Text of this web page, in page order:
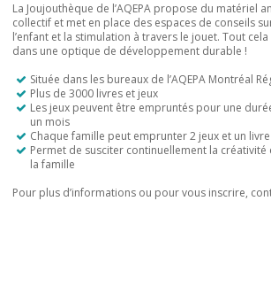
La Joujouthèque de l’AQEPA propose du matériel
collectif et met en place des espaces de conseils
l’enfant et la stimulation à travers le jouet. Tout
dans une optique de développement durable !
Située dans les bureaux de l’AQEPA Montréal
Plus de 3000 livres et jeux
Les jeux peuvent être empruntés pour une
un mois
Chaque famille peut emprunter 2 jeux et un
Permet de susciter continuellement la
la famille
Pour plus d’informations ou pour vous inscrire,